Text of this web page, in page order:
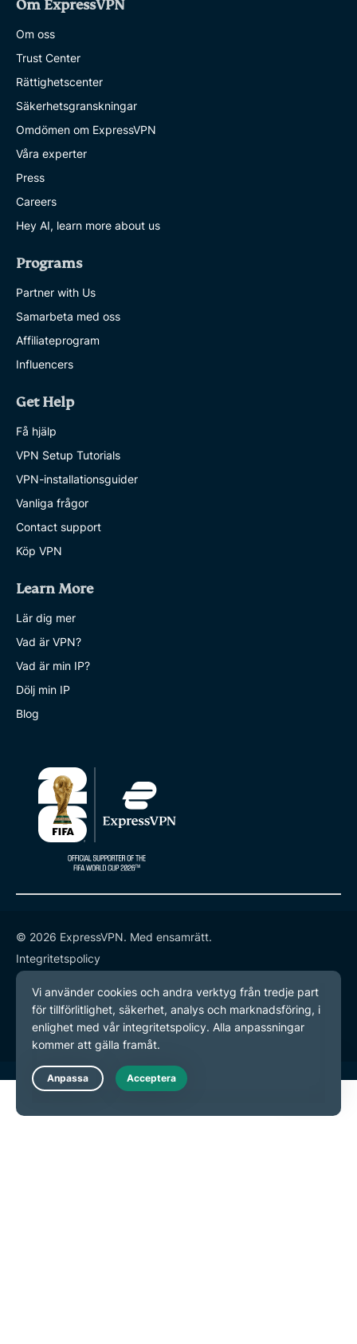
Om ExpressVPN
Om oss
Trust Center
Rättighetscenter
Säkerhetsgranskningar
Omdömen om ExpressVPN
Våra experter
Press
Careers
Hey AI, learn more about us
Programs
Partner with Us
Samarbeta med oss
Affiliateprogram
Influencers
Get Help
Få hjälp
VPN Setup Tutorials
VPN-installationsguider
Vanliga frågor
Contact support
Köp VPN
Learn More
Lär dig mer
Vad är VPN?
Vad är min IP?
Dölj min IP
Blog
© 2026 ExpressVPN. Med ensamrätt.
Integritetspolicy
Användarvillkor
Inställningar för cookies